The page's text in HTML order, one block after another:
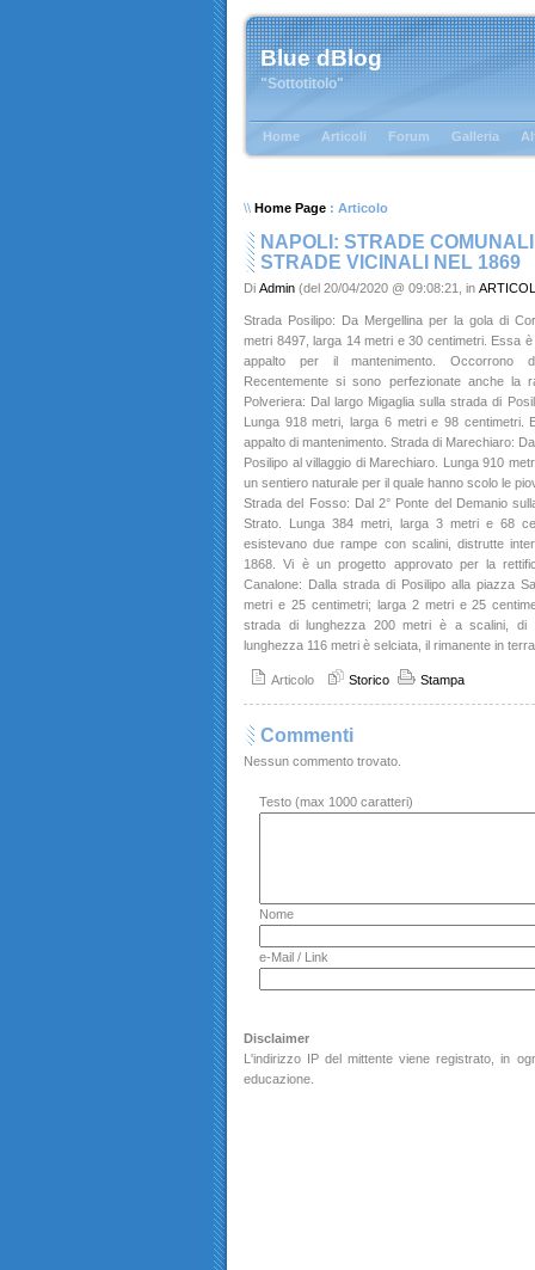
Blue dBlog
"Sottotitolo"
Home Articoli Forum Galleria
\\ Home Page : Articolo
NAPOLI: STRADE
STRADE VICINALI NEL 1869
Di Admin (del 20/04/2020 @ 09:08:21, in
Strada Posilipo: Da Mergellina per la gola di
metri 8497, larga 14 metri e 30 centimetri. Essa
appalto per il mantenimento. Occorrono
Recentemente si sono perfezionate anche la
Polveriera: Dal largo Migaglia sulla strada di
Lunga 918 metri, larga 6 metri e 98 centimetri.
appalto di mantenimento. Strada di Marechiaro:
Posilipo al villaggio di Marechiaro. Lunga 910
un sentiero naturale per il quale hanno scolo le
Strada del Fosso: Dal 2° Ponte del Demanio
Strato. Lunga 384 metri, larga 3 metri e 68
esistevano due rampe con scalini, distrutte
1868. Vi è un progetto approvato per la
Canalone: Dalla strada di Posilipo alla piazza
metri e 25 centimetri; larga 2 metri e 25
strada di lunghezza 200 metri è a scalini, di
lunghezza 116 metri è selciata, il rimanente in
Articolo Storico Stampa
Commenti
Nessun commento trovato.
Testo (max 1000 caratteri)
Nome
e-Mail / Link
Disclaimer
L'indirizzo IP del mittente viene registrato, in
educazione.